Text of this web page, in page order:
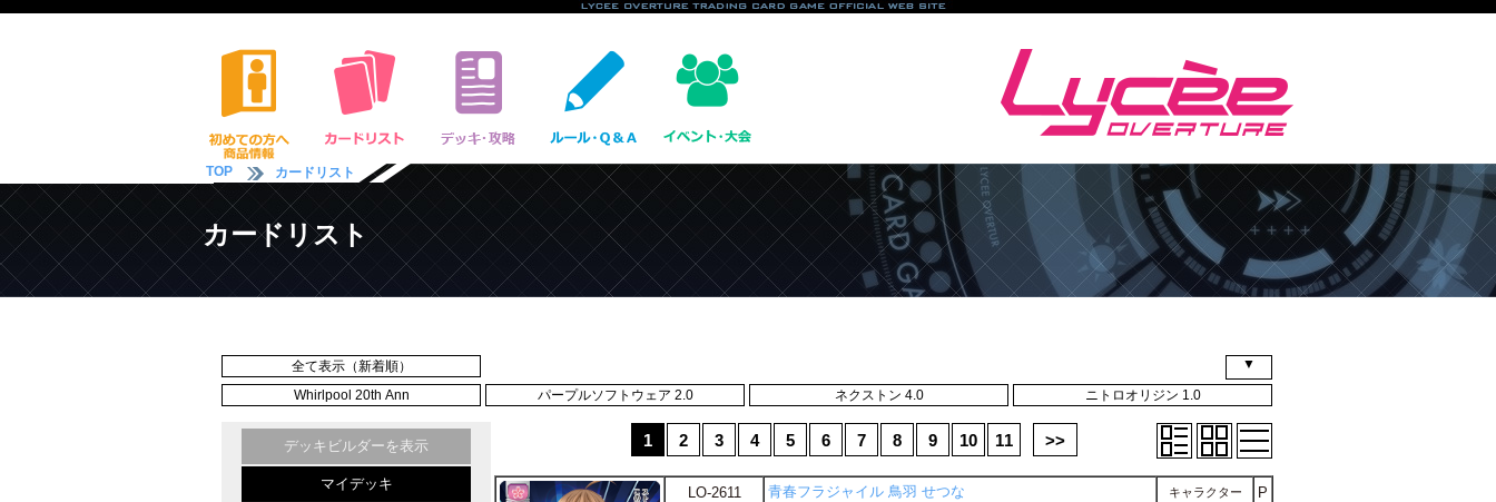
TOP カードリスト
カードリスト
全て表示（新着順）
▼
Whirlpool 20th Ann
パープルソフトウェア 2.0 ネクストン 4.0 ニトロオリジン 1.0
デッキビルダーを表示
マイデッキ
1 2 3 4 5 6 7 8 9 10 11 >>
LO-2611 青春フラジャイル 鳥羽 せつな キャラクター P